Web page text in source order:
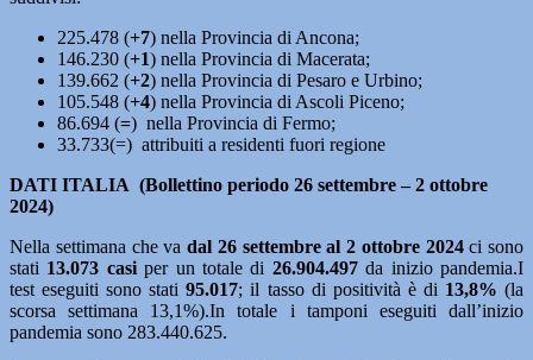
225.478 (+7) nella Provincia di Ancona;
146.230 (+1) nella Provincia di Macerata;
139.662 (+2) nella Provincia di Pesaro e Urbino;
105.548 (+4) nella Provincia di Ascoli Piceno;
86.694 (=) nella Provincia di Fermo;
33.733(=) attribuiti a residenti fuori regione
DATI ITALIA (Bollettino periodo 26 settembre – 2 ottobre
2024)
Nella settimana che va dal 26 settembre al 2 ottobre 2024ci sono
stati 13.073 casiper un totale di 26.904.497da inizio pandemia.I
test eseguiti sono stati 95.017; il tasso di positività è di 13,8% (la
scorsa settimana 13,1%).In totale i tamponi eseguiti dall’inizio
pandemia sono 283.440.625.